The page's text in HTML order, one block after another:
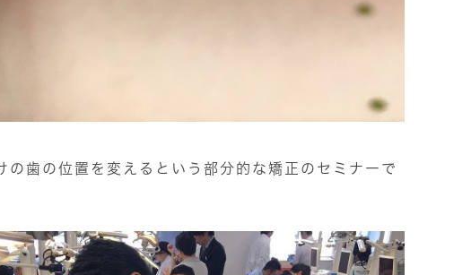
の歯の位置を変えるという部分的な矯正のセミナーで